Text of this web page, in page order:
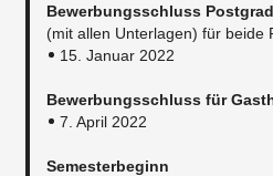
Bewerbungsschluss
(mit allen Unterlagen) für beide
15. Januar 2022
Bewerbungsschluss für
7. April 2022
Semesterbeginn